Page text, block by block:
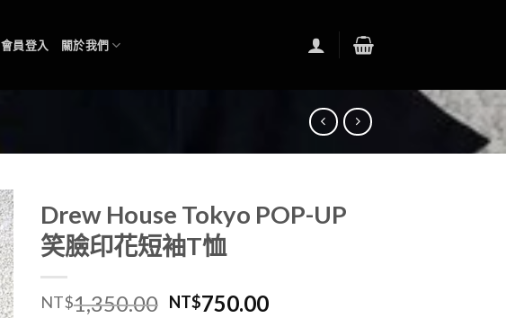
會員登入 關於我們
Drew House Tokyo POP-UP
笑臉印花短袖T恤
NT$1,350.00 NT$750.00